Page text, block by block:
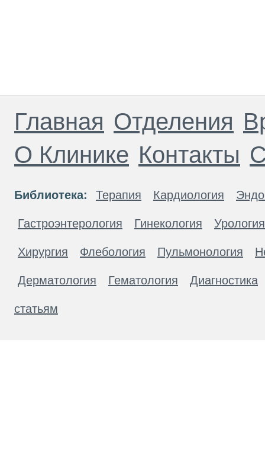
Главная Отделения
О Клинике Контакты
Библиотека: Терапия Кардиология
Гастроэнтерология Гинекология Урология
Хирургия Флебология Пульмонология
Дерматология Гематология Диагностика
статьям